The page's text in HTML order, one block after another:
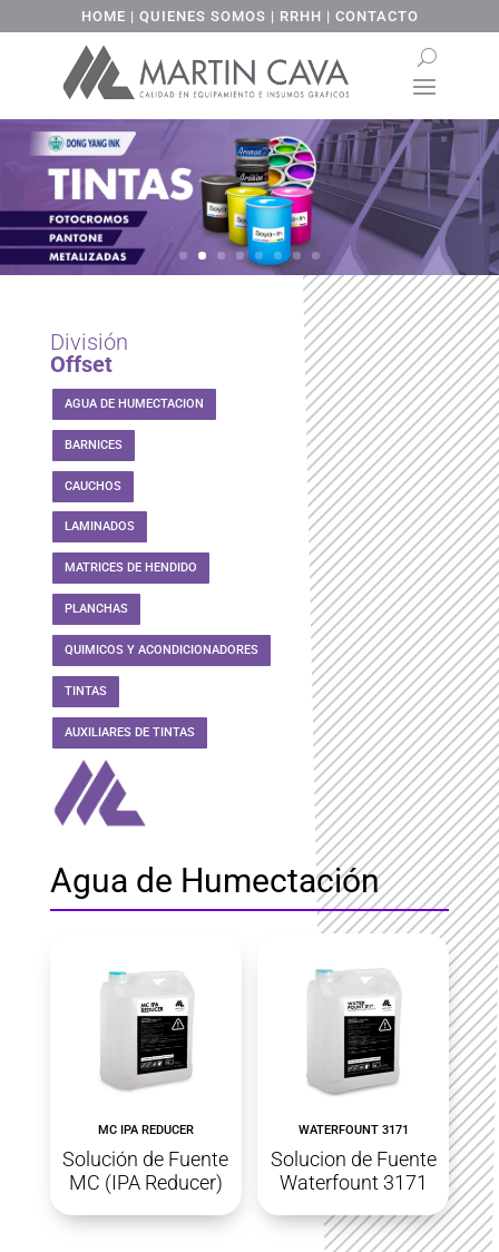
HOME | QUIENES SOMOS | RRHH | CONTACTO
División
Offset
AGUA DE HUMECTACION
BARNICES
CAUCHOS
LAMINADOS
MATRICES DE HENDIDO
PLANCHAS
QUIMICOS Y ACONDICIONADORES
TINTAS
AUXILIARES DE TINTAS
Agua de Humectación
MC IPA REDUCER
Solución de Fuente
MC (IPA Reducer)
WATERFOUNT 3171
Solucion de Fuente
Waterfount 3171